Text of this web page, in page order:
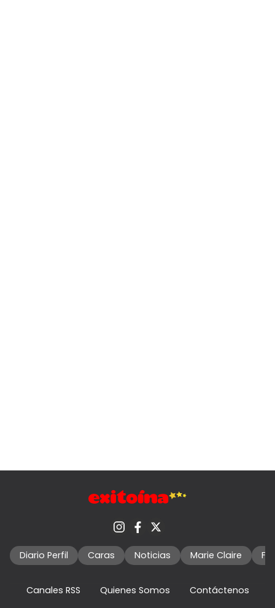
Diario Perfil Caras Noticias Marie Claire
Canales RSS Quienes Somos
Contáctenos